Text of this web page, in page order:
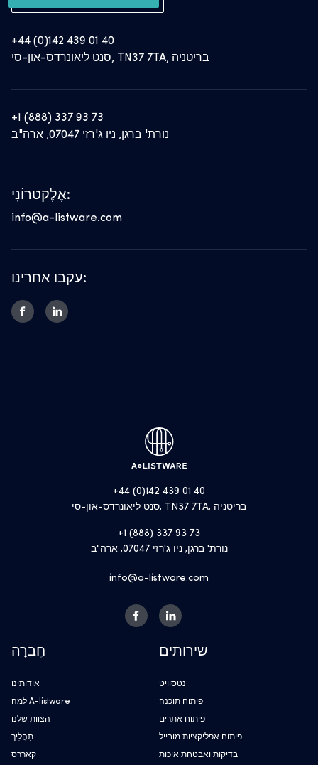
+44 (0)142 439 01 40
סנט ליאונרדס-און-סי, TN37 7TA, בריטניה
+1 (888) 337 93 73
נורת' ברגן, ניו ג'רזי 07047, ארה"ב
אֶלֶקטרוֹנִי:
info@a-listware.com
עקבו אחרינו:
+44 (0)142 439 01 40
סנט ליאונרדס-און-סי, TN37 7TA, בריטניה
+1 (888) 337 93 73
נורת' ברגן, ניו ג'רזי 07047, ארה"ב
info@a-listware.com
חֶברָה
אודותינו
למה A-listware
הצוות שלנו
תַהֲלִיך
קאררס
שירותים
נטסוויט
פיתוח תוכנה
פיתוח אתרים
פיתוח אפליקציות מובייל
בדיקות ואבטחת איכות